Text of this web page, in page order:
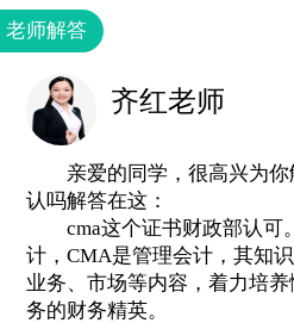
老师解答
齐红老师
亲爱的同学，很高兴为你
认吗解答在这：
cma这个证书财政部认可
计，CMA是管理会计，其知
业务、市场等内容，着力培
务的财务精英。